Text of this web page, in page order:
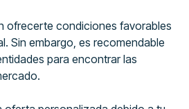
ofrecerte condiciones favorables
Sin embargo, es recomendable
para encontrar las